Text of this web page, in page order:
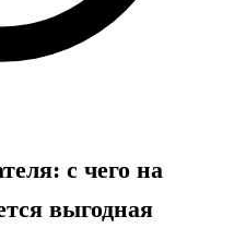
с чего на
выгодная